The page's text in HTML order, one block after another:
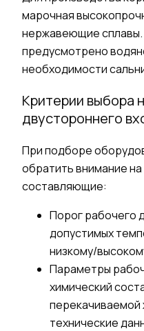
марочная
нержавеющие сплавы.
предусмотрено
необходимости
Критерии выбора
двустороннего
При подборе
обратить внимание
составляющие:
Порог рабочего
допустимых
низкому/
Параметры
химический
перекачиваемой
технические